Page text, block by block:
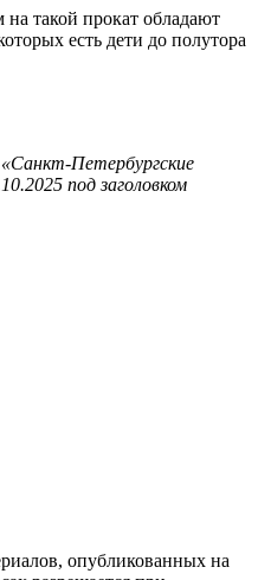
на такой прокат обладают
есть дети до полутора
Петербургские
под заголовком
опубликованных на